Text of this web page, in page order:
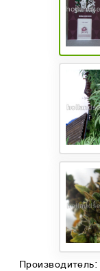
Производитель: